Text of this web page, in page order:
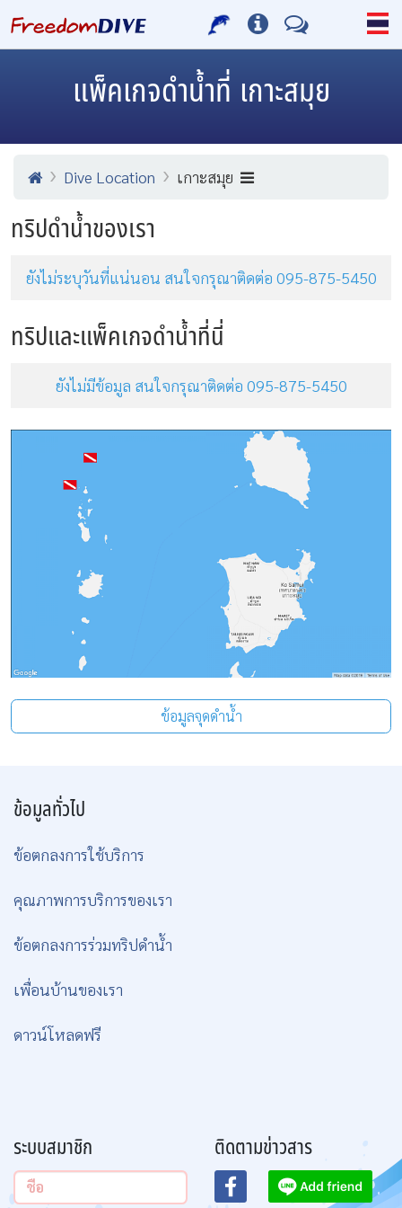
แพ็คเกจดำน้ำที่ เกาะสมุย
Dive Location เกาะสมุย
ทริปดำน้ำของเรา
ยังไม่ระบุวันที่แน่นอน สนใจกรุณาติดต่อ 095-875-5450
ทริปและแพ็คเกจดำน้ำที่นี่
ยังไม่มีข้อมูล สนใจกรุณาติดต่อ 095-875-5450
ข้อมูลจุดดำน้ำ
ข้อมูลทั่วไป
ข้อตกลงการใช้บริการ
คุณภาพการบริการของเรา
ข้อตกลงการร่วมทริปดำน้ำ
เพื่อนบ้านของเรา
ดาวน์โหลดฟรี
ระบบสมาชิก ติดตามข่าวสาร